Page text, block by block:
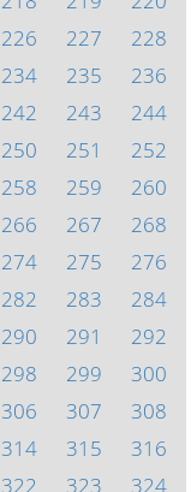
226 227
228
234 235
236
242 243
244
250 251
252
258 259
260
266 267
268
274 275
276
282 283
284
290 291
292
298 299
300
306 307
308
314 315
316
322 323
324